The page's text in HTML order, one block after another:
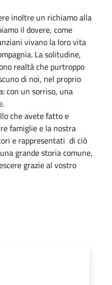
inoltre un richiamo alla
il dovere, come
vivano la loro vita
La solitudine,
realtà che purtroppo
di noi, nel proprio
con un sorriso, una
che avete fatto e
famiglie e la nostra
e rappresentati di ciò
grande storia comune,
grazie al vostro